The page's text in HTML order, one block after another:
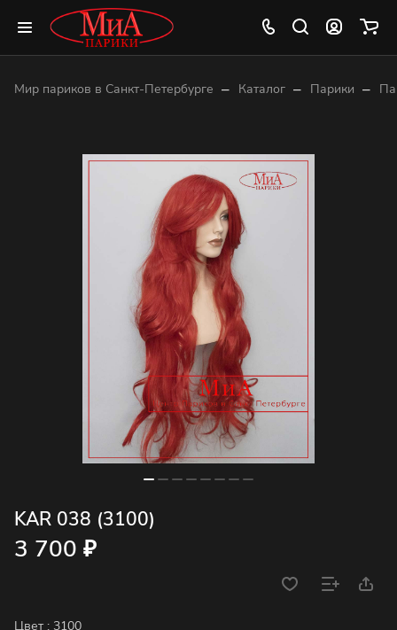
Мир париков в Санкт-Петербурге – Каталог – Парики –
KAR 038 (3100)
3 700 ₽
Цвет : 3100